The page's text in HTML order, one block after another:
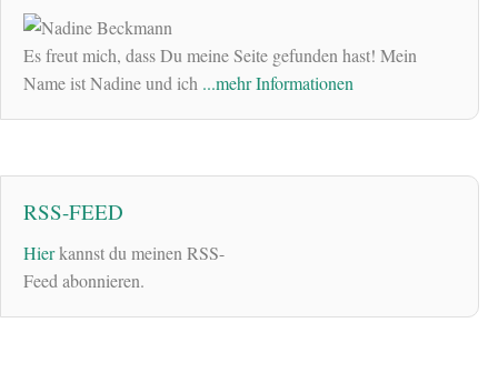
Es freut mich, dass Du meine Seite gefunden hast! Mein
Name ist Nadine und ich ...mehr Informationen
RSS-FEED
Hierkannst du meinen RSS-
Feed abonnieren.